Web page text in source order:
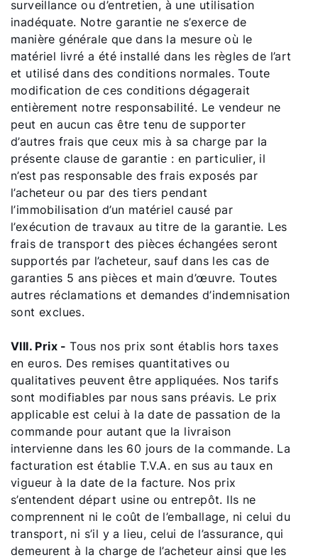
surveillance ou d’entretien, à une utilisation
inadéquate. Notre garantie ne s’exerce de
manière générale que dans la mesure où le
matériel livré a été installé dans les règles de l’art
et utilisé dans des conditions normales. Toute
modification de ces conditions dégagerait
entièrement notre responsabilité. Le vendeur ne
peut en aucun cas être tenu de supporter
d’autres frais que ceux mis à sa charge par la
présente clause de garantie : en particulier, il
n’est pas responsable des frais exposés par
l’acheteur ou par des tiers pendant
l’immobilisation d’un matériel causé par
l’exécution de travaux au titre de la garantie. Les
frais de transport des pièces échangées seront
supportés par l’acheteur, sauf dans les cas de
garanties 5 ans pièces et main d’œuvre. Toutes
autres réclamations et demandes d’indemnisation
sont exclues.
VIII. Prix -Tous nos prix sont établis hors taxes
en euros. Des remises quantitatives ou
qualitatives peuvent être appliquées. Nos tarifs
sont modifiables par nous sans préavis. Le prix
applicable est celui à la date de passation de la
commande pour autant que la livraison
intervienne dans les 60 jours de la commande. La
facturation est établie T.V.A. en sus au taux en
vigueur à la date de la facture. Nos prix
s’entendent départ usine ou entrepôt. Ils ne
comprennent ni le coût de l’emballage, ni celui du
transport, ni s’il y a lieu, celui de l’assurance, qui
demeurent à la charge de l’acheteur ainsi que les